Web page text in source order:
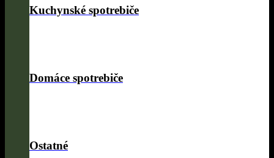
Kuchynské spotrebiče
Domáce spotrebiče
Ostatné